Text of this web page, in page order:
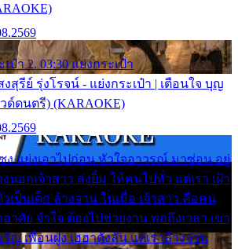
ป๋า 2. 03:30 แย่งกระเป๋า
งสุรีย์ รุ่งโรจน์ - แย่งกระเป๋า | เตือนใจ บุญ
ด์ดนตรี) (KARAOKE)
ง แย่งเอาไปก่อน หัวใจอาวรณ์ มาซ่อน อยู่
นอกเจ้าสาว ส่งยิ้ม ให้คนไปทั่ว แต่เรา เฝ้า
เป็นเด็ก ล้างจาน ในเมื่อ เจ้าสาว คือคน
าศัย จำใจ ต้องไปช่วยงาน พอถึงเวลา เขา
ญ เพื่อนฝูง เฮฮาดังลั่น แต่เราล้างจาน